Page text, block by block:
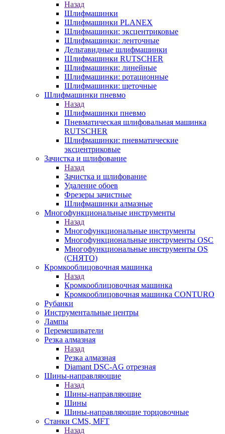
Назад
Шлифмашинки
Шлифмашинки PLANEX
Шлифмашинки: эксцентриковые
Шлифмашинки: ленточные
Дельтавидные шлифмашинки
Шлифмашинки RUTSCHER
Шлифмашинки: линейные
Шлифмашинки: ротационные
Шлифмашинки: щеточные
Шлифмашинки пневмо
Назад
Шлифмашинки пневмо
Пневматическая шлифовальная машинка
RUTSCHER
Шлифмашинки: пневматические
эксцентриковые
Зачистка и шлифование
Назад
Зачистка и шлифование
Удаление обоев
Фрезеры зачистные
Шлифмашинки алмазные
Многофункциональные инструменты
Назад
Многофункциональные инструменты
Многофункциональные инструменты OSC
Многофункциональные инструменты OS
(СНЯТО)
Кромкооблицовочная машинка
Назад
Кромкооблицовочная машинка
Кромкооблицовочная машинка CONTURO
Рубанки
Инструментальные центры
Лампы
Перемешиватели
Резка алмазная
Назад
Резка алмазная
Diamant DSC-AG отрезная
Шины-направляющие
Назад
Шины-направляющие
Шины
Шины-направляющие торцовочные
Станки CMS, MFT
Назад